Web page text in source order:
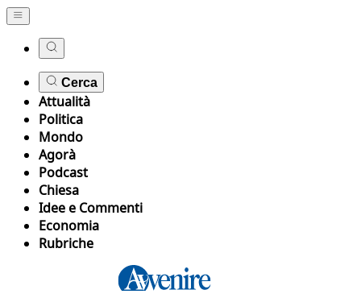
Cerca
Attualità
Politica
Mondo
Agorà
Podcast
Chiesa
Idee e Commenti
Economia
Rubriche